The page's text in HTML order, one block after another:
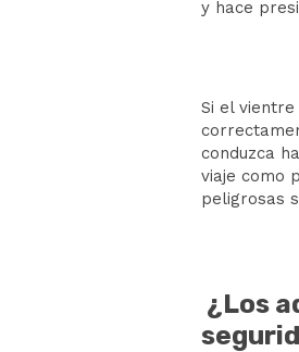
y hace
Si el
conduzca
viaje como
peligrosas
¿Los